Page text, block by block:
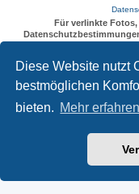
Diese Website nutzt
bestmöglichen
bieten. Mehr erfahren
Für verlinkte